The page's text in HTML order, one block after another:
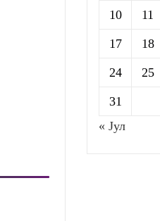
10 11
17 18
24 25
31
« Јул